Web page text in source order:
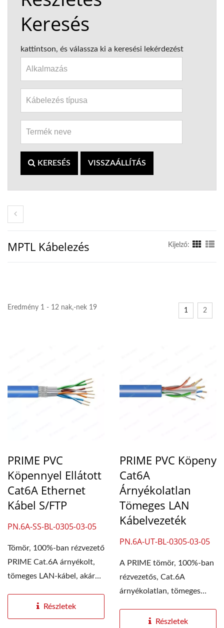
Keresés
kattintson, és válassza ki a keresési lekérdezést
KERESÉS VISSZAÁLLÍTÁS
MPTL Kábelezés Kijelző:
Eredmény 1 - 12 nak,-nek 19 1 2
PRIME PVC
Köpennyel Ellátott
Cat6A Ethernet
Kábel S/FTP
PN.6A-SS-BL-0305-03-05
Tömör, 100%-ban rézvezető
PRIME Cat.6A árnyékolt,
tömeges LAN-kábel, akár
Részletek
PRIME PVC Köpeny
Cat6A
Árnyékolatlan
Tömeges LAN
Kábelvezeték
PN.6A-UT-BL-0305-03-05
A PRIME tömör, 100%-ban
rézvezetős, Cat.6A
árnyékolatlan, tömeges
átviteli...
Részletek